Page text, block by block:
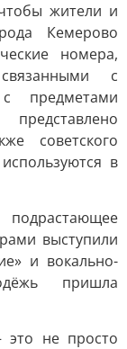
жители и
Кемерово
номера,
с
предметами
советского
в
выступили
и вокально-
пришла
это не просто